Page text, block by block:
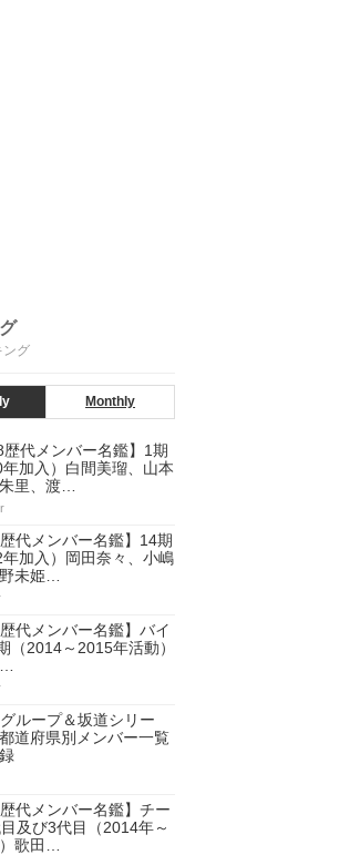
ング
Monthly
歴代メンバー名鑑】1期
加入）白間美瑠、山本
里、渡…
歴代メンバー名鑑】14期
加入）岡田奈々、小嶋
未姫…
歴代メンバー名鑑】バイ
（2014～2015年活動）
グループ＆坂道シリー
道府県別メンバー一覧
歴代メンバー名鑑】チー
及び3代目（2014年～
歌田…